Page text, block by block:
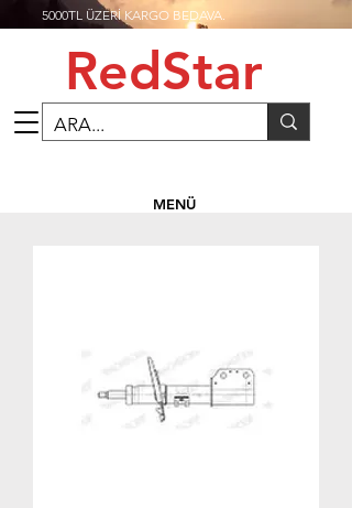
5000TL ÜZERİ KARGO BEDAVA.
RedStar
MENÜ